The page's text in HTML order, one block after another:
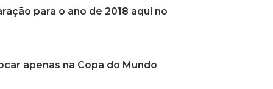
para o ano de 2018 aqui no
apenas na Copa do Mundo